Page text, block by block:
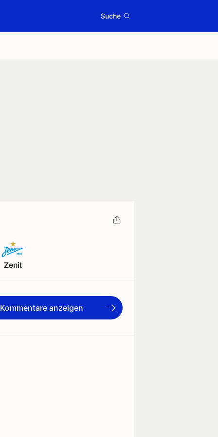
Suche
Zenit
anzeigen